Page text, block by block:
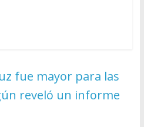
fue mayor para las
reveló un informe